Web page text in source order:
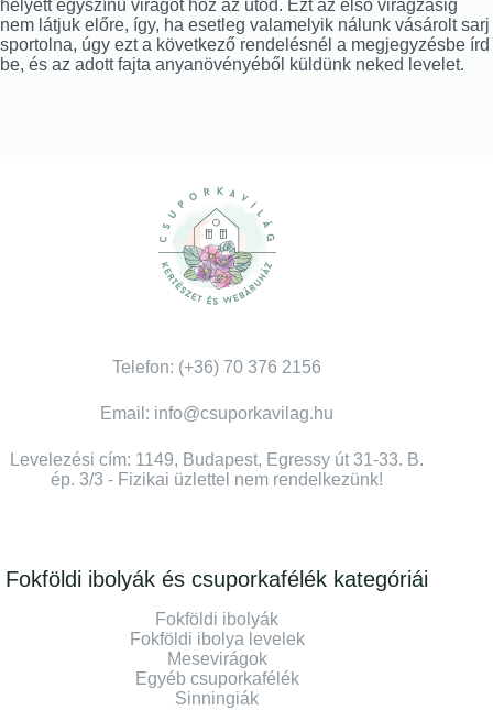
helyett egyszínű virágot hoz az utód. Ezt az első virágzásig
nem látjuk előre, így, ha esetleg valamelyik nálunk vásárolt sarj
sportolna, úgy ezt a következő rendelésnél a megjegyzésbe írd
be, és az adott fajta anyanövényéből küldünk neked levelet.
Telefon: (+36) 70 376 2156
Email: info@csuporkavilag.hu
Levelezési cím: 1149, Budapest, Egressy út 31-33. B.
ép. 3/3 - Fizikai üzlettel nem rendelkezünk!
Fokföldi ibolyák és csuporkafélék kategóriái
Fokföldi ibolyák
Fokföldi ibolya levelek
Mesevirágok
Egyéb csuporkafélék
Sinningiák